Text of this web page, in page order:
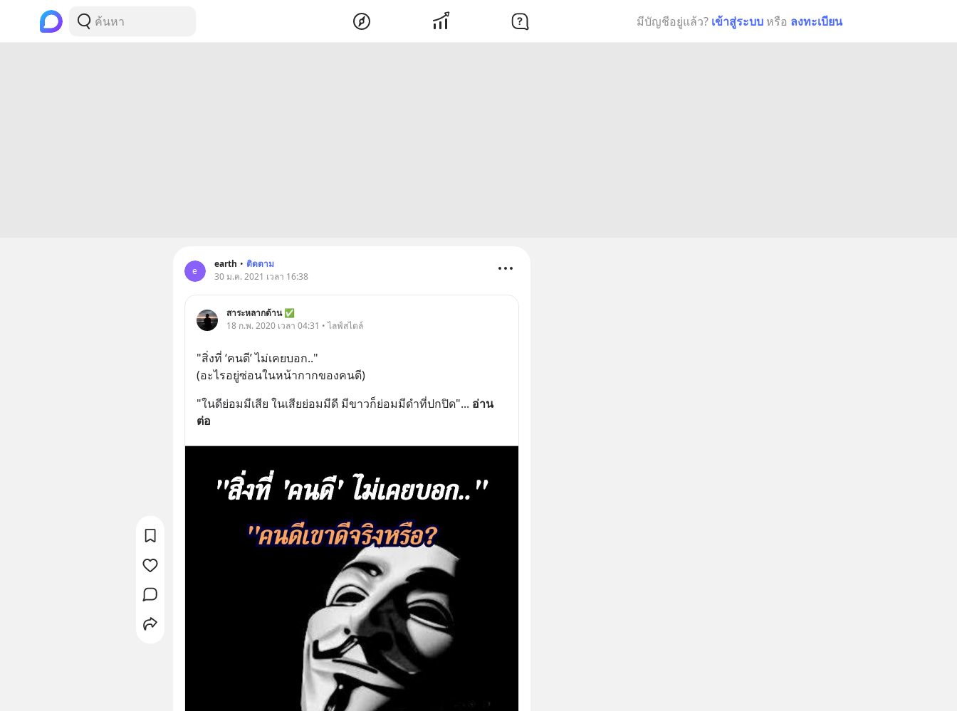
มีบัญชีอยู่แล้ว? เข้าสู่ระบบ หรือ ลงทะเบียน
e
earth • ติดตาม
30 ม.ค. 2021 เวลา 16:38
สาระหลากด้าน ✅
18 ก.พ. 2020 เวลา 04:31 • ไลฟ์สไตล์
"สิ่งที่ ‘คนดี’ ไม่เคยบอก.."
(อะไรอยู่ซ่อนในหน้ากากของคนดี)
"ในดีย่อมมีเสีย ในเสียย่อมมีดี มีขาวก็ย่อมมีดำที่ปกปิด"... อ่าน
ต่อ